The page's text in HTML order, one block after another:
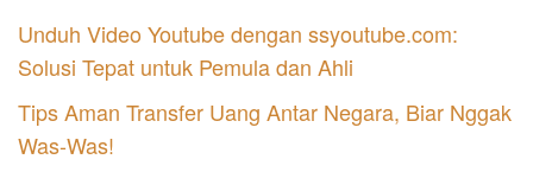
Unduh Video Youtube dengan ssyoutube.com:
Solusi Tepat untuk Pemula dan Ahli
Tips Aman Transfer Uang Antar Negara, Biar Nggak
Was-Was!